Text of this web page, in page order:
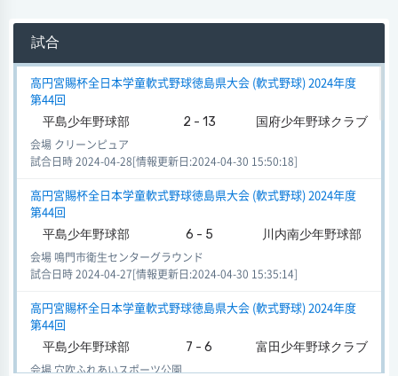
試合
高円宮賜杯全日本学童軟式野球徳島県大会 (軟式野球) 2024年度
第44回
平島少年野球部 2 - 13 国府少年野球クラブ
会場 クリーンピュア
試合日時 2024-04-28[情報更新日:2024-04-30 15:50:18]
高円宮賜杯全日本学童軟式野球徳島県大会 (軟式野球) 2024年度
第44回
平島少年野球部 6 - 5 川内南少年野球部
会場 鳴門市衛生センターグラウンド
試合日時 2024-04-27[情報更新日:2024-04-30 15:35:14]
高円宮賜杯全日本学童軟式野球徳島県大会 (軟式野球) 2024年度
第44回
平島少年野球部 7 - 6 富田少年野球クラブ
会場 穴吹ふれあいスポーツ公園